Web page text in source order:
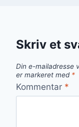
Skriv et
Din e-mailadresse
er markeret med *
Kommentar *